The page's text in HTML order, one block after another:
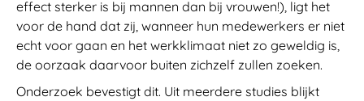
effect sterker is bij mannen dan bij vrouwen!), ligt het
voor de hand dat zij, wanneer hun medewerkers er niet
echt voor gaan en het werkklimaat niet zo geweldig is,
de oorzaak daarvoor buiten zichzelf zullen zoeken.
Onderzoek bevestigt dit. Uit meerdere studies blijkt